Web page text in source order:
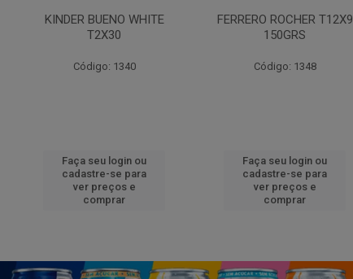
KINDER BUENO WHITE
T2X30
Código: 1340
Faça seu login ou
cadastre-se para
ver preços e
comprar
FERRERO ROCHER T12X9
150GRS
Código: 1348
Faça seu login ou
cadastre-se para
ver preços e
comprar